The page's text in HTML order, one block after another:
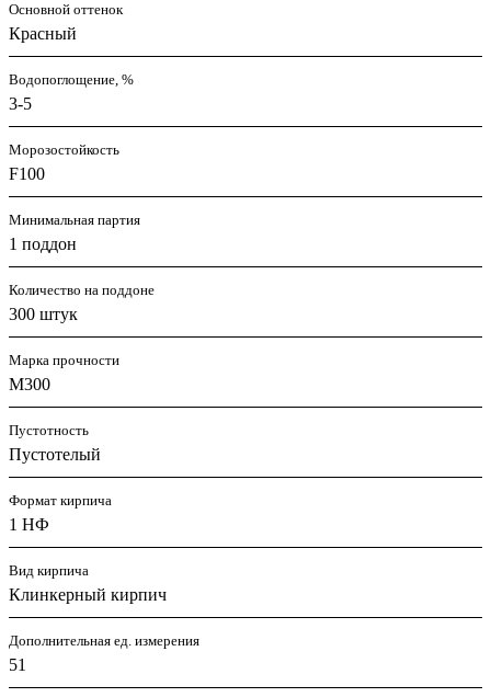
Основной оттенок
Красный
Водопоглощение, %
3-5
Морозостойкость
F100
Минимальная партия
1 поддон
Количество на поддоне
300 штук
Марка прочности
M300
Пустотность
Пустотелый
Формат кирпича
1 НФ
Вид кирпича
Клинкерный кирпич
Дополнительная ед. измерения
51